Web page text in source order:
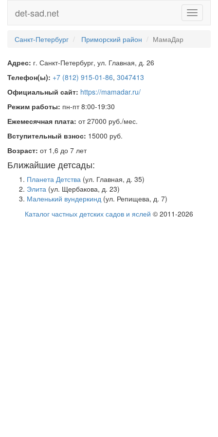
Toggle
det-sad.net
Санкт-Петербург Приморский район МамаДар
Адрес: г. Санкт-Петербург, ул. Главная, д. 26
Телефон(ы): +7 (812) 915-01-86, 3047413
Официальный сайт: https://mamadar.ru/
Режим работы: пн-пт 8:00-19:30
Ежемесячная плата: от 27000 руб./мес.
Вступительный взнос: 15000 руб.
Возраст: от 1,6 до 7 лет
Ближайшие детсады:
Планета Детства (ул. Главная, д. 35)
Элита (ул. Щербакова, д. 23)
Маленький вундеркинд (ул. Репищева, д. 7)
Каталог частных детских садов и яслей © 2011-2026